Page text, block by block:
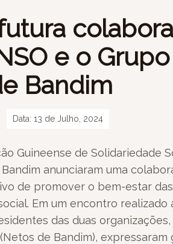
e o Grupo
Bandim
Data: 13 de Julho, 2024
Guineense de Solidariedade
anunciaram uma
de promover o bem-estar
Em um encontro realizado
das duas
de Bandim),